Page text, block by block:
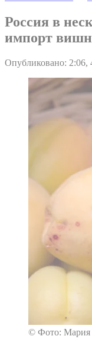
Россия в
импорт
Опубликовано: 2:06,
© Фото: Мария